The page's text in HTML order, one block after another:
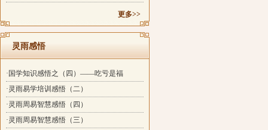
更多>>
灵雨感悟
·国学知识感悟之（四）——吃亏是福
·灵雨易学培训感悟（二）
·灵雨周易智慧感悟（四）
·灵雨周易智慧感悟（三）